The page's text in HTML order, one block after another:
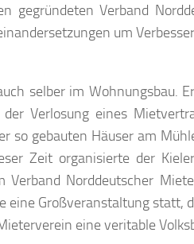
gegründeten Verband
um
selber im Wohnungsbau.
Verlosung eines
so gebauten Häuser am
Zeit organisierte der
Norddeutscher
Großveranstaltung statt,
eine veritable